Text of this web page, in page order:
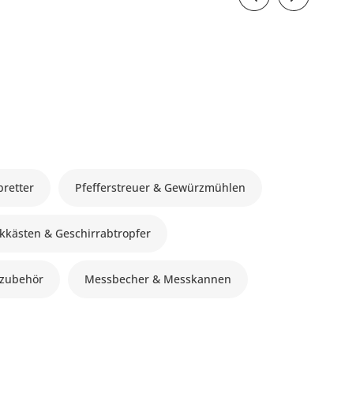
Pfefferstreuer & Gewürzmühlen
& Geschirrabtropfer
Messbecher & Messkannen